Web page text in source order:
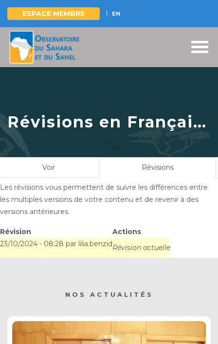
Aller
contenu
ESPACE MEMBRE EN
Révisions en Français
pour
le premier projet
financé par le Fonds
Vert pour le Climat,
22 octobre 2024
Voir Révisions(onglet
Les révisions vous permettent de suivre les différences entre
les multiples versions de votre contenu et de revenir à des
versions antérieures.
Révision
Actions
23/10/2024 - 08:28 par lilia.benzidRévision actuelle
NOS ACTUALITÉS